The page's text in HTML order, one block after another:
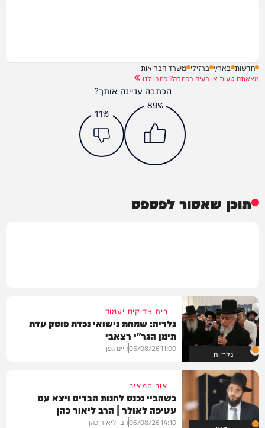
חדשות בארץ ברזילי משרד הבריאות
מצאתם טעות או בעיה בכתבה? כתבו לנו
הכתבה עניינה אותך?
89%
11%
תוכן שאסור לפספס
גלריות
בית צדיקים יעמוד
גלריה: שמחת נישואי נכדת פוסק עדת
תימן הגר"י רצאבי
11:00
05/08/26חיים גפן
אור המאיר
כשהביי נכנס לחנות הבדים ויצא עם
עטיפה לאולר | הרב ליאור כהן
14:10
06/08/26רבי ליאור כהן